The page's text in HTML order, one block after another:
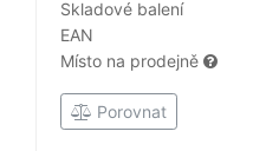
Skladové balení
EAN
Místo na prodejně
Porovnat